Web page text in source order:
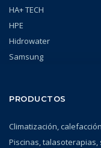
HA+ TECH
HPE
Hidrowater
Samsung
PRODUCTOS
Climatización, calefacción
Piscinas, talasoterapias,